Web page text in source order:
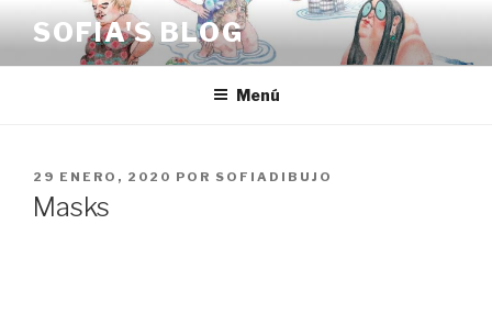
contenido
SOFIA'S BLOG
Menú
PUBLICADO
EL
29 ENERO, 2020 POR SOFIADIBUJO
Masks